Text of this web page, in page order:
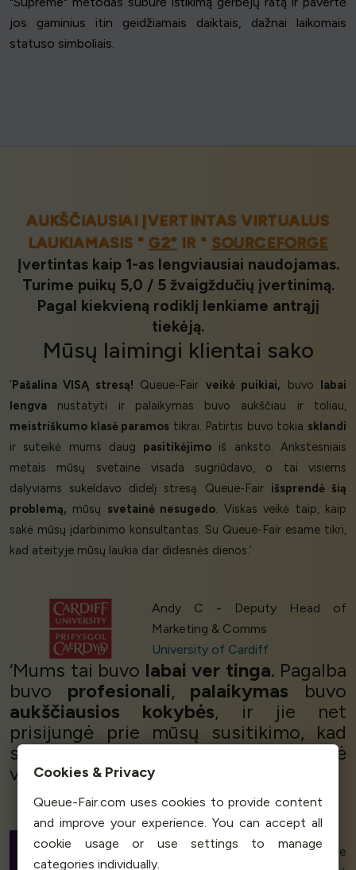
jos gaminius itin geidžiamais daiktais, dažnai laikomais
statuso simboliais.
AUKŠČIAUSIAI ĮVERTINTAS VIRTUALUS
LAUKIAMASIS " G2" IR " SOURCEFORGE
Įvertintas kaip 1-as lengviausiai naudojamas.
Turime puikų 5,0 / 5 žvaigždučių įvertinimą.
Pagal kiekvieną rodiklį lenkiame antrąjį
tiekėją.
Mūsų laimingi klientai sako
‘ Pašalina VISĄ stresą! Queue-Fair veikė puikiai, buvo
labai
lengva nustatyti ir palaikymas buvo aukščiau ir toliau,
meistriškumo klasė paramos tikrai. Patirtis buvo tokia sklandi
ir suteikė mums daug pasitikėjimo iš anksto. Ankstesniais
metais mūsų svetainė visada sugriūdavo, o tai visiems
dalyviams sukeldavo didelį stresą. Queue-Fair išsprendė šią
problemą, mūsų svetainė nesugedo. Viskas veikė taip, kaip
sakė mūsų įdarbinimo konsultantas. Su Queue-Fair esame tikri,
kad ateityje mūsų laukia dar didesnės dienos.’
Andy C - Deputy Head of
Marketing & Comms
University of Cardiff
‘Mums tai buvo labai ver tinga. Pagalba
buvo profesionali, palaikymas buvo
aukščiausios kokybės, ir jie net
prisijungė prie mūsų susitikimo, kad
stebėtų su mumis visais, kai eilė ėmė
veikti.Tai buvo puiku!
Peter Nordin
Project Manager, Infrastructure
Cookies & Privacy
Queue-Fair.com uses cookies to provide content
and improve your experience. You can accept all
cookie usage or use settings to manage
categories individually.